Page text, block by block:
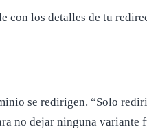
con los detalles de tu
se redirigen. “Solo
no dejar ninguna